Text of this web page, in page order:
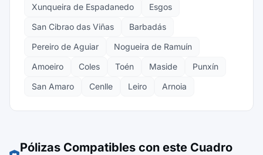
Xunqueira de Espadanedo
Esgos
San Cibrao das Viñas
Barbadás
Pereiro de Aguiar
Nogueira de Ramuín
Amoeiro
Coles Toén Maside
Punxín
San Amaro
Cenlle Leiro Arnoia
Pólizas Compatibles con este Cuadro